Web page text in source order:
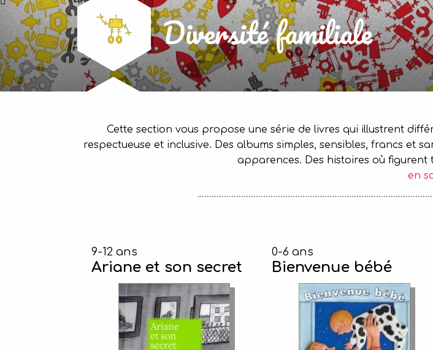
Diversité familiale
Cette section vous propose une série de livres qui illustrent
respectueuse et inclusive. Des albums simples, sensibles, francs et
apparences. Des histoires où
en
9-12 ans
Ariane et son secret
0-6 ans
Bienvenue bébé